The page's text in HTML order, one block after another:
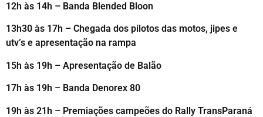
12h às 14h – Banda Blended Bloon
13h30 às 17h – Chegada dos pilotos das motos, jipes e
utv’s e apresentação na rampa
15h às 19h – Apresentação de Balão
17h às 19h – Banda Denorex 80
19h às 21h – Premiações campeões do Rally TransParaná